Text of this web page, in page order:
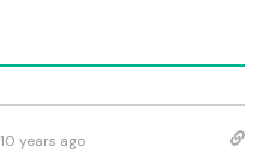
10 years ago